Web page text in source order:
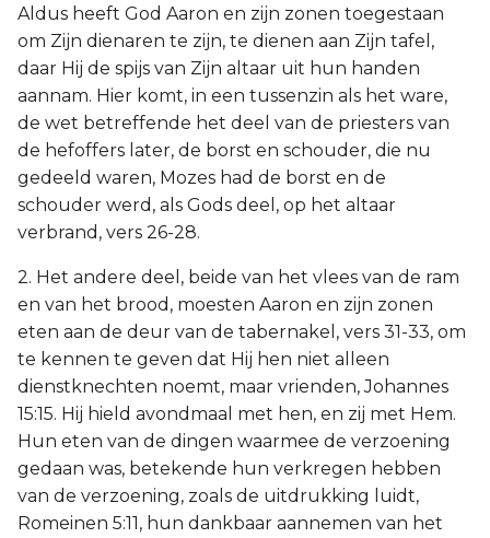
Aldus heeft God Aaron en zijn zonen toegestaan
om Zijn dienaren te zijn, te dienen aan Zijn tafel,
daar Hij de spijs van Zijn altaar uit hun handen
aannam. Hier komt, in een tussenzin als het ware,
de wet betreffende het deel van de priesters van
de hefoffers later, de borst en schouder, die nu
gedeeld waren, Mozes had de borst en de
schouder werd, als Gods deel, op het altaar
verbrand, vers 26-28.
2. Het andere deel, beide van het vlees van de ram
en van het brood, moesten Aaron en zijn zonen
eten aan de deur van de tabernakel, vers 31-33, om
te kennen te geven dat Hij hen niet alleen
dienstknechten noemt, maar vrienden, Johannes
15:15. Hij hield avondmaal met hen, en zij met Hem.
Hun eten van de dingen waarmee de verzoening
gedaan was, betekende hun verkregen hebben
van de verzoening, zoals de uitdrukking luidt,
Romeinen 5:11, hun dankbaar aannemen van het